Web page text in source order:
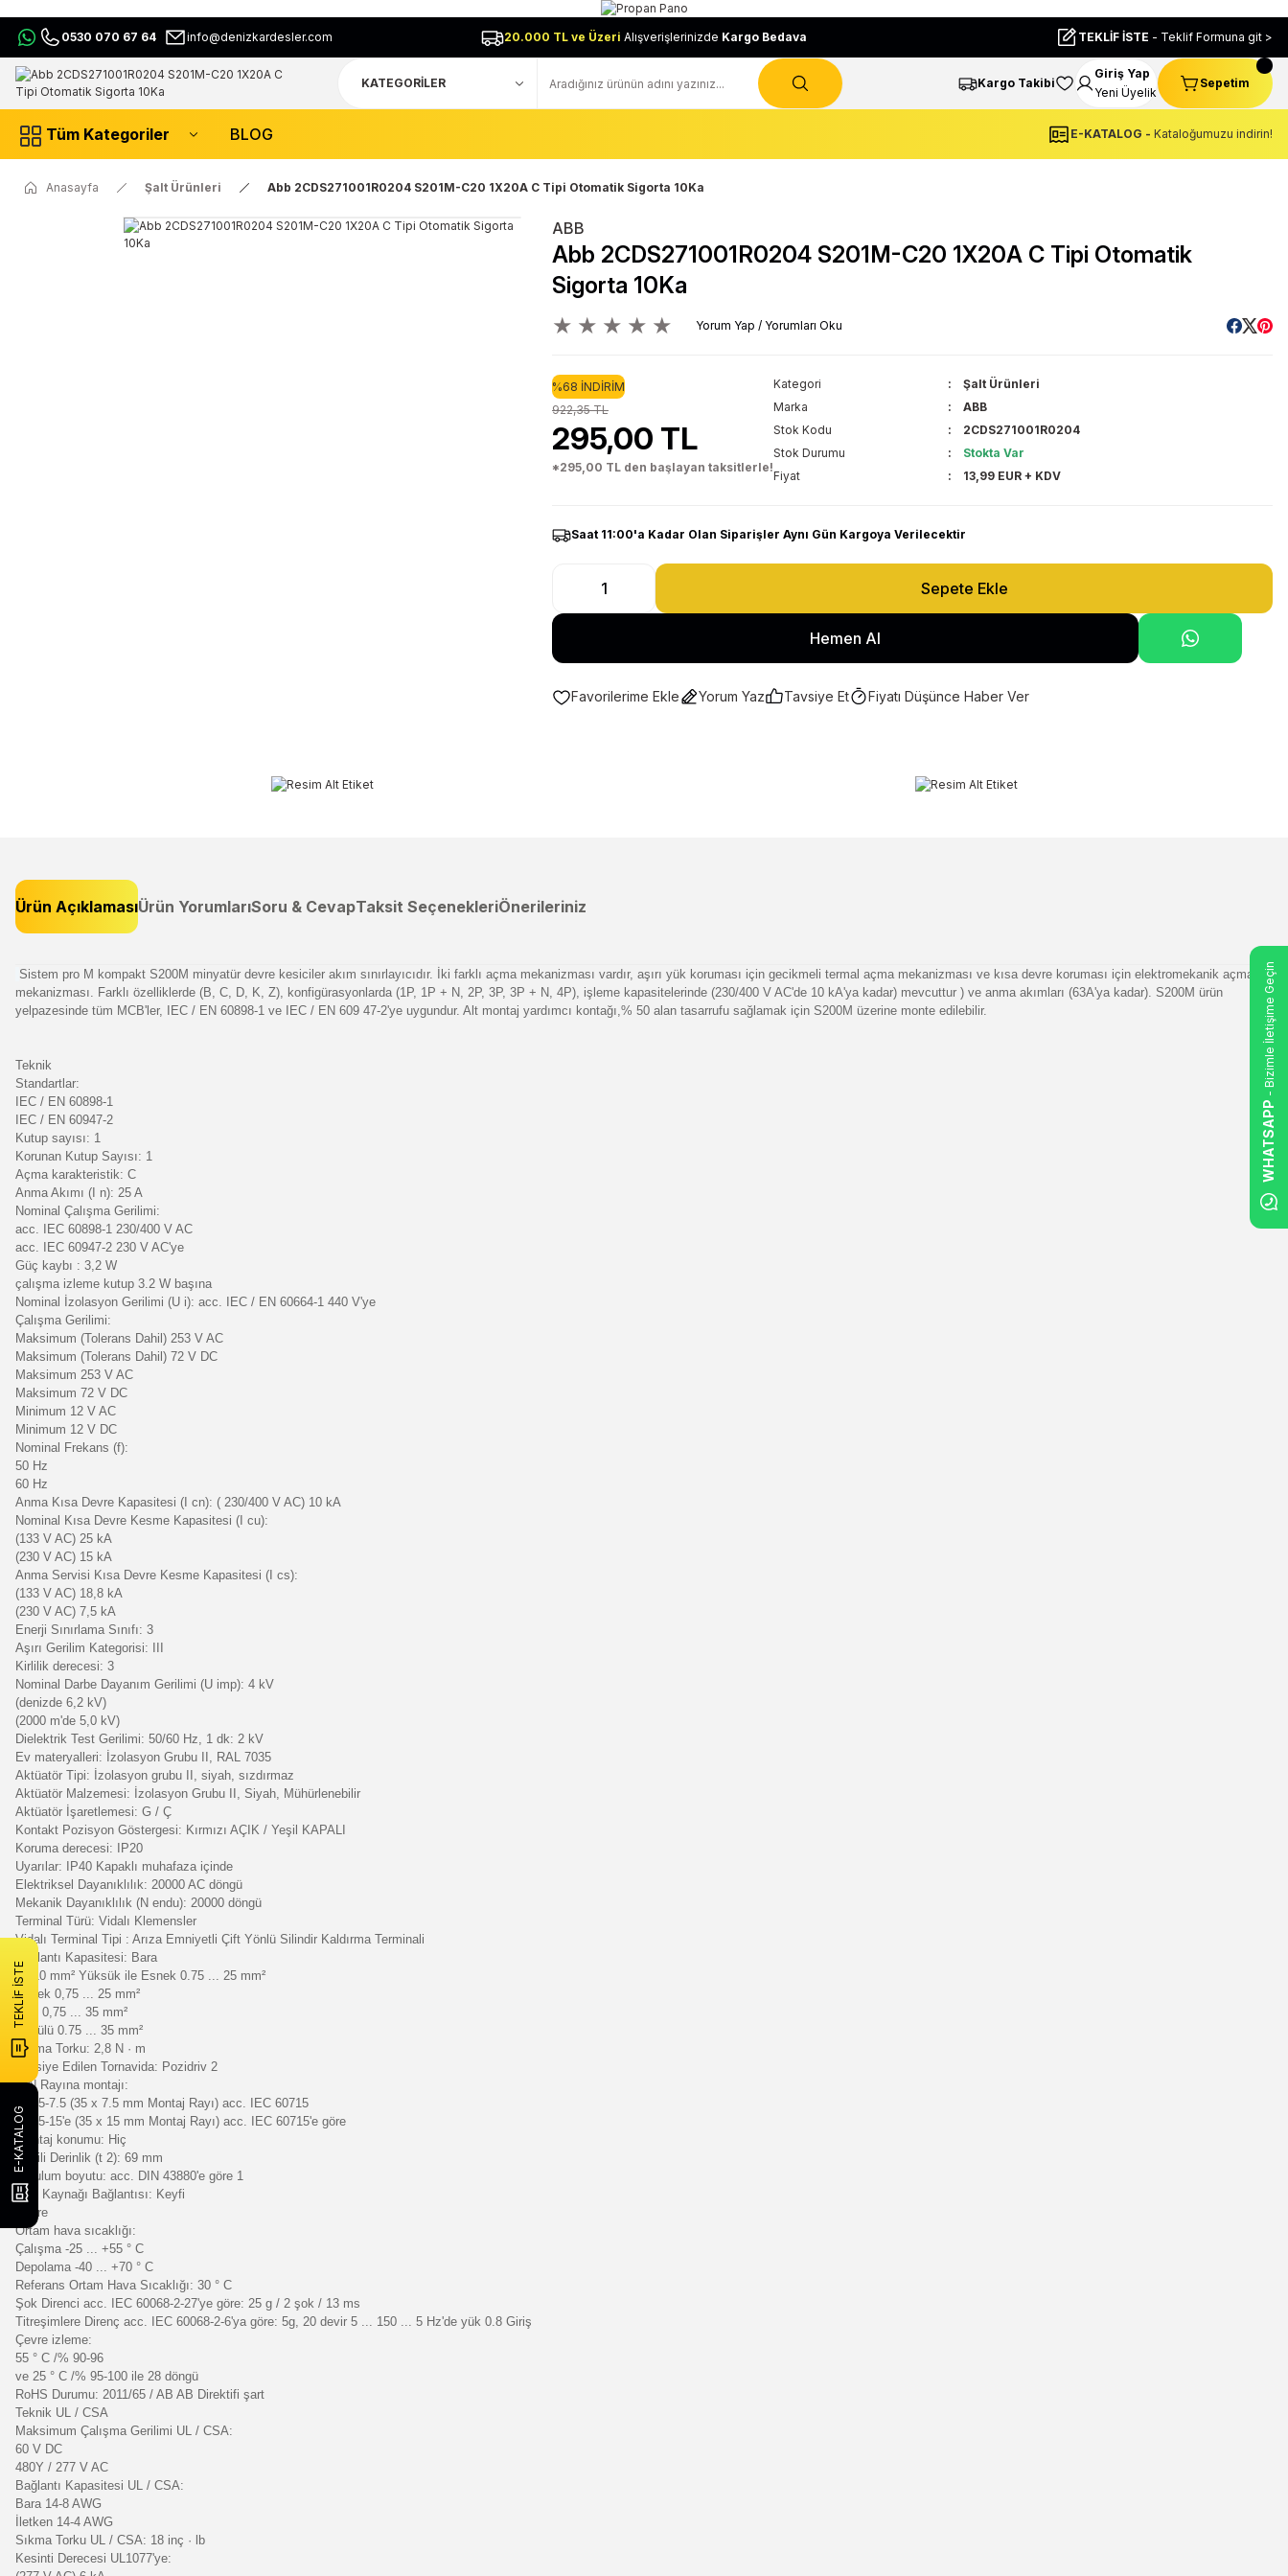
0530 070 67 64 info@denizkardesler.com 20.000 TL ve Üzeri Alışverişlerinizde Kargo Bedava TEKLİF İSTE - Teklif Formuna git >
Kargo Takibi
Giriş Yap
Yeni Üyelik
Sepetim
Tüm Kategoriler BLOG E-KATALOG - Kataloğumuzu indirin!
Anasayfa Şalt Ürünleri Abb 2CDS271001R0204 S201M-C20 1X20A C Tipi Otomatik Sigorta 10Ka
ABB
Abb 2CDS271001R0204 S201M-C20 1X20A C Tipi Otomatik
Sigorta 10Ka
Yorum Yap / Yorumları Oku
%68 İNDİRİM
922,35 TL
295,00 TL
*295,00 TL den başlayan taksitlerle!
Kategori
Şalt Ürünleri
Marka
ABB
Stok Kodu
2CDS271001R0204
Stok Durumu
Stokta Var
Fiyat
13,99 EUR + KDV
Saat 11:00'a Kadar Olan Siparişler Aynı Gün Kargoya Verilecektir
Sepete Ekle
Hemen Al
Yorum Yaz Tavsiye Et Fiyatı Düşünce Haber Ver
Ürün AçıklamasıÜrün YorumlarıSoru & CevapTaksit SeçenekleriÖnerileriniz
Sistem pro M kompakt S200M minyatür devre kesiciler akım sınırlayıcıdır. İki farklı açma mekanizması vardır, aşırı yük koruması için gecikmeli termal açma mekanizması ve kısa devre koruması için elektromekanik açma
mekanizması. Farklı özelliklerde (B, C, D, K, Z), konfigürasyonlarda (1P, 1P + N, 2P, 3P, 3P + N, 4P), işleme kapasitelerinde (230/400 V AC'de 10 kA'ya kadar) mevcuttur ) ve anma akımları (63A'ya kadar). S200M ürün
yelpazesinde tüm MCB'ler, IEC / EN 60898-1 ve IEC / EN 609 47-2'ye uygundur. Alt montaj yardımcı kontağı,% 50 alan tasarrufu sağlamak için S200M üzerine monte edilebilir.
Teknik
Standartlar:
IEC / EN 60898-1
IEC / EN 60947-2
Kutup sayısı: 1
Korunan Kutup Sayısı: 1
Açma karakteristik: C
Anma Akımı (I n): 25 A
Nominal Çalışma Gerilimi:
acc. IEC 60898-1 230/400 V AC
acc. IEC 60947-2 230 V AC'ye
Güç kaybı : 3,2 W
çalışma izleme kutup 3.2 W başına
Nominal İzolasyon Gerilimi (U i): acc. IEC / EN 60664-1 440 V'ye
Çalışma Gerilimi:
Maksimum (Tolerans Dahil) 253 V AC
Maksimum (Tolerans Dahil) 72 V DC
Maksimum 253 V AC
Maksimum 72 V DC
Minimum 12 V AC
Minimum 12 V DC
Nominal Frekans (f):
50 Hz
60 Hz
Anma Kısa Devre Kapasitesi (I cn): ( 230/400 V AC) 10 kA
Nominal Kısa Devre Kesme Kapasitesi (I cu):
(133 V AC) 25 kA
(230 V AC) 15 kA
Anma Servisi Kısa Devre Kesme Kapasitesi (I cs):
(133 V AC) 18,8 kA
(230 V AC) 7,5 kA
Enerji Sınırlama Sınıfı: 3
Aşırı Gerilim Kategorisi: III
Kirlilik derecesi: 3
Nominal Darbe Dayanım Gerilimi (U imp): 4 kV
(denizde 6,2 kV)
(2000 m'de 5,0 kV)
Dielektrik Test Gerilimi: 50/60 Hz, 1 dk: 2 kV
Ev materyalleri: İzolasyon Grubu II, RAL 7035
Aktüatör Tipi: İzolasyon grubu II, siyah, sızdırmaz
Aktüatör Malzemesi: İzolasyon Grubu II, Siyah, Mühürlenebilir
Aktüatör İşaretlemesi: G / Ç
Kontakt Pozisyon Göstergesi: Kırmızı AÇIK / Yeşil KAPALI
Koruma derecesi: IP20
Uyarılar: IP40 Kapaklı muhafaza içinde
Elektriksel Dayanıklılık: 20000 AC döngü
Mekanik Dayanıklılık (N endu): 20000 döngü
Terminal Türü: Vidalı Klemensler
Vidalı Terminal Tipi : Arıza Emniyetli Çift Yönlü Silindir Kaldırma Terminali
Bağlantı Kapasitesi: Bara
10/10 mm² Yüksük ile Esnek 0.75 ... 25 mm²
Esnek 0,75 ... 25 mm²
Sert 0,75 ... 35 mm²
Bükülü 0.75 ... 35 mm²
Sıkma Torku: 2,8 N · m
Tavsiye Edilen Tornavida: Pozidriv 2
DIN Rayına montajı:
TH35-7.5 (35 x 7.5 mm Montaj Rayı) acc. IEC 60715
TH35-15'e (35 x 15 mm Montaj Rayı) acc. IEC 60715'e göre
Montaj konumu: Hiç
Dahili Derinlik (t 2): 69 mm
Kurulum boyutu: acc. DIN 43880'e göre 1
Güç Kaynağı Bağlantısı: Keyfi
Çevre
Ortam hava sıcaklığı:
Çalışma -25 ... +55 ° C
Depolama -40 ... +70 ° C
Referans Ortam Hava Sıcaklığı: 30 ° C
Şok Direnci acc. IEC 60068-2-27'ye göre: 25 g / 2 şok / 13 ms
Titreşimlere Direnç acc. IEC 60068-2-6'ya göre: 5g, 20 devir 5 ... 150 ... 5 Hz'de yük 0.8 Giriş
Çevre izleme:
55 ° C /% 90-96
ve 25 ° C /% 95-100 ile 28 döngü
RoHS Durumu: 2011/65 / AB AB Direktifi şart
Teknik UL / CSA
Maksimum Çalışma Gerilimi UL / CSA:
60 V DC
480Y / 277 V AC
Bağlantı Kapasitesi UL / CSA:
Bara 14-8 AWG
İletken 14-4 AWG
Sıkma Torku UL / CSA: 18 inç · lb
Kesinti Derecesi UL1077'ye:
TEKLİF İSTE
E-KATALOG
WHATSAPP
- Bizimle İletişime Geçin